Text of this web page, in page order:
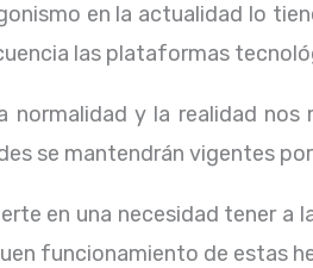
en la actualidad lo
las plataformas
normalidad y la realidad
se mantendrán vigentes
en una necesidad tener a
funcionamiento de estas